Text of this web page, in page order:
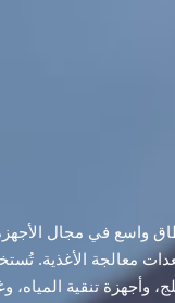
واسع في مجال
معالجة الأغذية.
وأجهزة تنقية المياه،